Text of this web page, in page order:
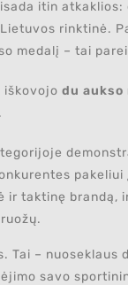
itin
rinktinė.
medalį – tai
iškovojo du
ir taktinę
Tai –
savo